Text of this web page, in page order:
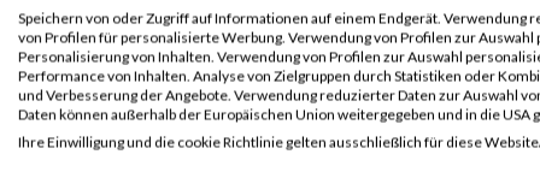
Speichern von oder Zugriff auf Informationen auf einem Endgerät. Verwendung
von Profilen für personalisierte Werbung. Verwendung von Profilen zur
Personalisierung von Inhalten. Verwendung von Profilen zur Auswahl
Performance von Inhalten. Analyse von Zielgruppen durch Statistiken oder
und Verbesserung der Angebote. Verwendung reduzierter Daten zur Auswahl
Daten können außerhalb der Europäischen Union weitergegeben und in die USA
Ihre Einwilligung und die cookie Richtlinie gelten ausschließlich für diese